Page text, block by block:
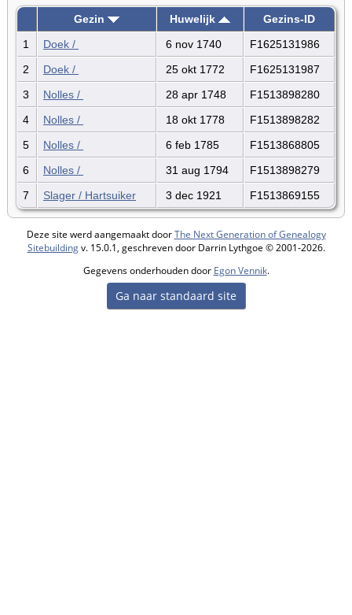
Gezin Huwelijk
Gezins-ID
1
Doek / 6 nov 1740
F1625131986
2
Doek / 25 okt 1772
F1625131987
3
Nolles / 28 apr 1748
F1513898280
4
Nolles / 18 okt 1778
F1513898282
5
Nolles / 6 feb 1785
F1513868805
6
Nolles / 31 aug 1794
F1513898279
7
Slager / Hartsuiker 3 dec 1921 F1513869155
Deze site werd aangemaakt doorThe Next Generation of Genealogy
Sitebuildingv. 15.0.1, geschreven door Darrin Lythgoe © 2001-2026.
Gegevens onderhouden door Egon Vennik.
Ga naar standaard site